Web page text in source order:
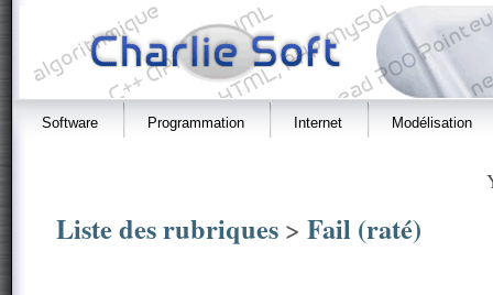
Software Programmation Internet Modélisation
Liste des rubriques > Fail (raté)